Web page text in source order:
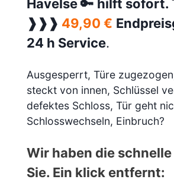
Havelse🔑 hilft sofort.
❱❱❱ 49,90 €
24 h Service.
Ausgesperrt, Türe
steckt von innen, Schlüssel
defektes Schloss, Tür geht
Schlosswechseln, Einbruch?
Wir haben die
Sie. Ein klick entfernt: